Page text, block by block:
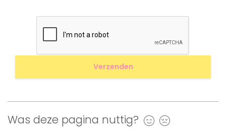
Was deze pagina nuttig? Ja